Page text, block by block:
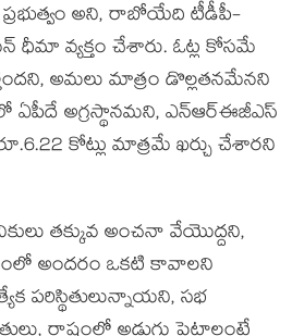
అని, రాబోయేది టీడీపీ-
ధీమా వ్యక్తం చేశారు. ఓట్ల కోసమే
అమలు మాత్రం డొల్లతనమేనని
ఏపీదే అగ్రస్థానమని, ఎన్ఆర్ఈజీఎస్
కోట్లు మాత్రమే ఖర్చు చేశారని
తక్కువ అంచనా వేయొద్దని,
అందరం ఒకటి కావాలని
పరిస్థితులున్నాయని, సభ